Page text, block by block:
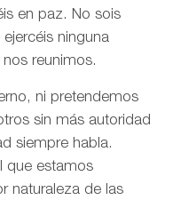
en paz. No sois
ninguna
reunimos.
ni pretendemos
sin más autoridad
siempre habla.
que estamos
naturaleza de las